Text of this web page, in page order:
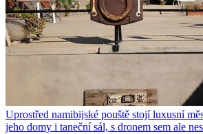
Uprostřed namibijské pouště stojí luxusní
jeho domy i taneční sál, s dronem sem ale